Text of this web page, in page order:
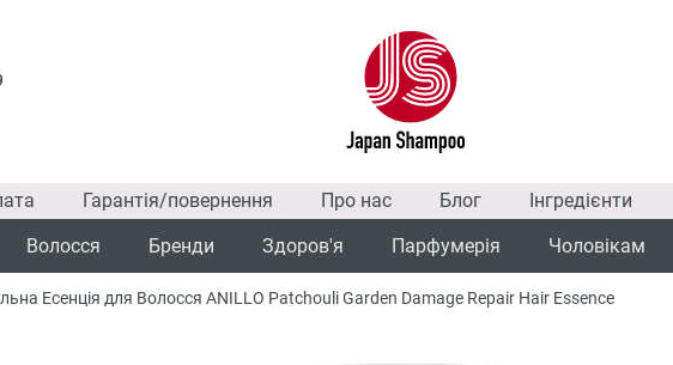
Гарантія/повернення Про нас Блог Інгредієнти
Волосся Бренди Здоров'я Парфумерія Чоловікам
Есенція для Волосся ANILLO Patchouli Garden Damage Repair Hair Essence